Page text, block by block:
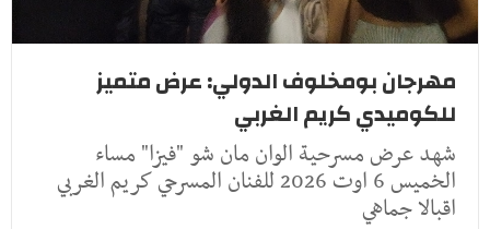
مهرجان بومخلوف الدولي: عرض متميز
للكوميدي كريم الغربي
شهد عرض مسرحية الوان مان شو "فيزا" مساء
الخميس 6 اوت 2026 للفنان المسرحي كريم الغربي
اقبالا جماهي